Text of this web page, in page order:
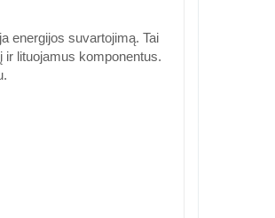
energijos suvartojimą. Tai
ir lituojamus komponentus.